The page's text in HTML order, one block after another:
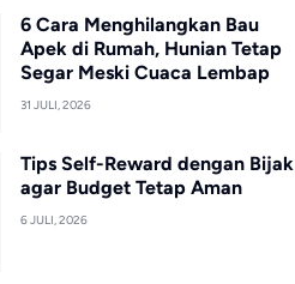
6 Cara Menghilangkan Bau
Apek di Rumah, Hunian Tetap
Segar Meski Cuaca Lembap
31 JULI, 2026
Tips Self-Reward dengan Bijak
agar Budget Tetap Aman
6 JULI, 2026